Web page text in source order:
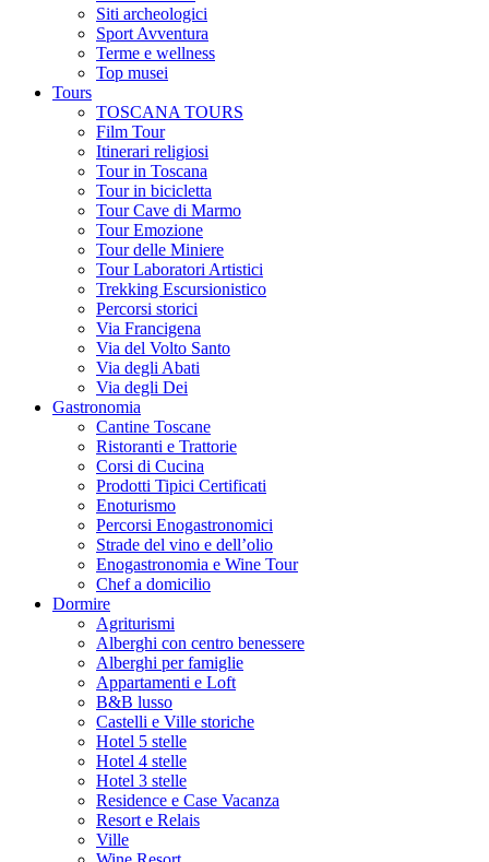
Siti archeologici
Sport Avventura
Terme e wellness
Top musei
Tours
TOSCANA TOURS
Film Tour
Itinerari religiosi
Tour in Toscana
Tour in bicicletta
Tour Cave di Marmo
Tour Emozione
Tour delle Miniere
Tour Laboratori Artistici
Trekking Escursionistico
Percorsi storici
Via Francigena
Via del Volto Santo
Via degli Abati
Via degli Dei
Gastronomia
Cantine Toscane
Ristoranti e Trattorie
Corsi di Cucina
Prodotti Tipici Certificati
Enoturismo
Percorsi Enogastronomici
Strade del vino e dell’olio
Enogastronomia e Wine Tour
Chef a domicilio
Dormire
Agriturismi
Alberghi con centro benessere
Alberghi per famiglie
Appartamenti e Loft
B&B lusso
Castelli e Ville storiche
Hotel 5 stelle
Hotel 4 stelle
Hotel 3 stelle
Residence e Case Vacanza
Resort e Relais
Ville